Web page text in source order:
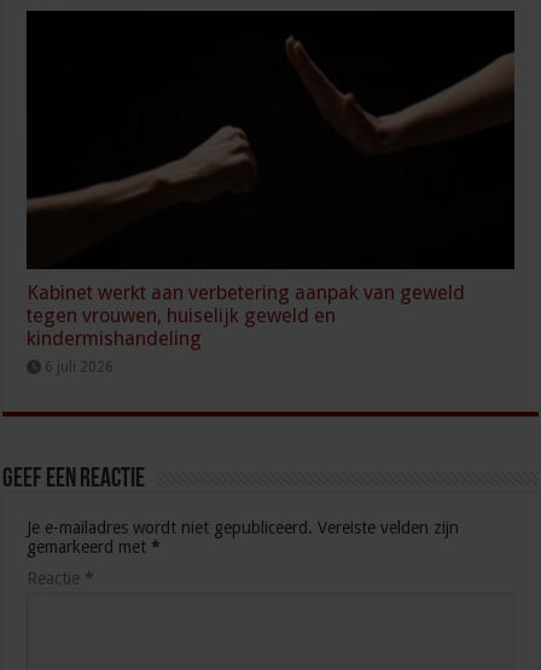
Kabinet werkt aan verbetering aanpak van geweld
tegen vrouwen, huiselijk geweld en
kindermishandeling
6 juli 2026
Geef een reactie
Je e-mailadres wordt niet gepubliceerd. Vereiste velden zijn
gemarkeerd met *
Reactie *